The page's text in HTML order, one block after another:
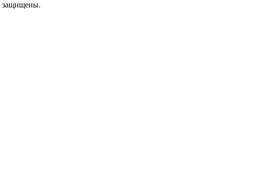
защищены.